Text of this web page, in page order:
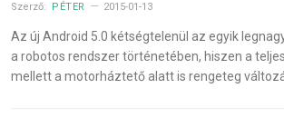
Szerző: PÉTER 2015-01-13
Az új Android 5.0 kétségtelenül az egyik
a robotos rendszer történetében, hiszen a
mellett a motorháztető alatt is rengeteg